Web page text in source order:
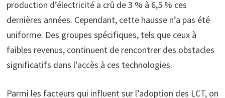
production d’électricité a crû de 3 % à 6,5 % ces
dernières années. Cependant, cette hausse n’a pas été
uniforme. Des groupes spécifiques, tels que ceux à
faibles revenus, continuent de rencontrer des obstacles
significatifs dans l’accès à ces technologies.
Parmi les facteurs qui influent sur l’adoption des LCT, on